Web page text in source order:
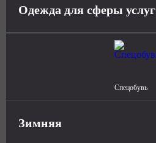
Одежда для сферы услуг
Спецобувь
Зимняя